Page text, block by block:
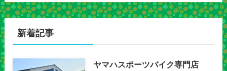
新着記事
ヤマハスポーツバイク専門店